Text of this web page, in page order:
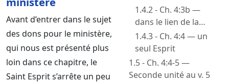
Avant d’entrer dans le sujet
des dons pour le ministère,
qui nous est présenté plus
loin dans ce chapitre, le
Saint Esprit s’arrête un peu
l’Esprit
1.4.2 - Ch. 4:3b —
dans le lien de la
paix
1.4.3 - Ch. 4:4 — un
seul Esprit
1.5 - Ch. 4:4-5 —
Seconde unité au v. 5